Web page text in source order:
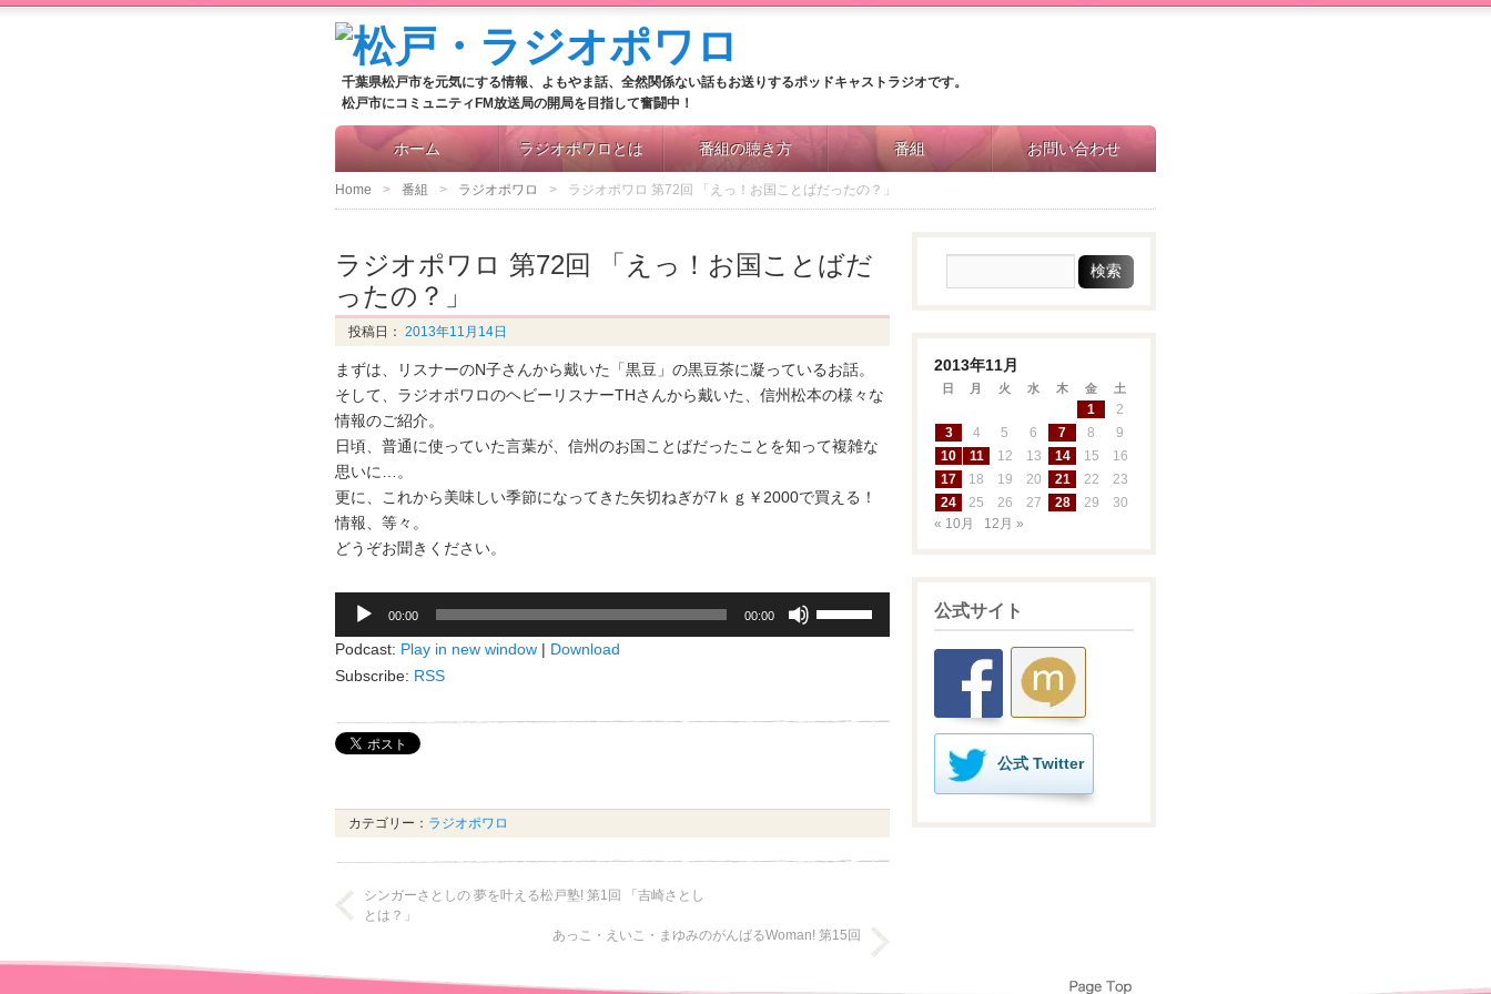
千葉県松戸市を元気にする情報、よもやま話、全然関係ない話もお送りするポッドキャストラジオです。
松戸市にコミュニティFM放送局の開局を目指して奮闘中！
ホーム ラジオポワロとは 番組の聴き方 番組 お問い合わせ
Home 番組 ラジオポワロ ラジオポワロ 第72回 「えっ！お国ことばだったの？」
ラジオポワロ 第72回 「えっ！お国ことばだ
ったの？」
投稿日： 2013年11月14日
まずは、リスナーのN子さんから戴いた「黒豆」の黒豆茶に凝っているお話。
そして、ラジオポワロのヘビーリスナーTHさんから戴いた、信州松本の様々な
情報のご紹介。
日頃、普通に使っていた言葉が、信州のお国ことばだったことを知って複雑な
思いに…。
更に、これから美味しい季節になってきた矢切ねぎが7ｋｇ￥2000で買える！
情報、等々。
どうぞお聞きください。
プ
レ
ヤ
ー
00:00 00:00
は
下
キ
Podcast: Play in new window | Download
Subscribe: RSS
カテゴリー： ラジオポワロ
シンガーさとしの 夢を叶える松戸塾! 第1回 「吉崎さとし
とは？」
あっこ・えいこ・まゆみのがんばるWoman! 第15回
2013年11月
日 月 火 水 木 金 土
1
2
3
4 5 6 7 8
9
10
11 12 13 14 15
16
17
18 19 20 21 22
23
24
25 26 27 28 29
30
« 10月
12月 »
公式サイト
公式 Twitter